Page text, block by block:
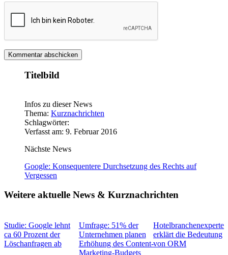
Titelbild
Infos zu dieser News
Thema: Kurznachrichten
Schlagwörter:
Verfasst am: 9. Februar 2016
Nächste News
Google: Konsequentere Durchsetzung des Rechts auf
Vergessen
Weitere aktuelle News & Kurznachrichten
Studie: Google lehnt
ca 60 Prozent der
Löschanfragen ab
Umfrage: 51% der
Unternehmen planen
Erhöhung des Content-
Marketing-Budgets
Hotelbranchenexperte
erklärt die Bedeutung
von ORM